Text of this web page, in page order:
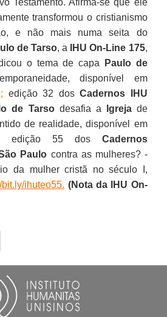
transformou o cristianismo
e não mais numa seita do
de Tarso, a IHU On-Line 175,
o tema de capa
Paulo de
disponível em
edição 32 dosCadernos IHU
de Tarsodesafia a Igrejade
de realidade, disponível em
edição 55 dosCadernos
Paulo contra as mulheres? -
da mulher cristã no século I,
bit.ly/ihuteo55. (Nota da IHU On-